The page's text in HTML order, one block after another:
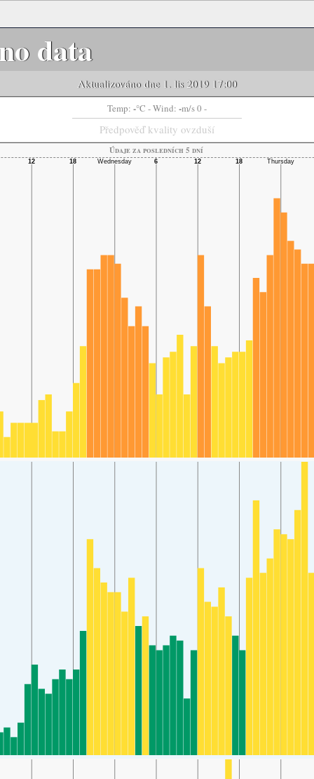
data
Aktualizováno dne 1. lis 2019 17:00
Temp: -°C - Wind: -m/s 0 -
Předpověď kvality ovzduší
Údaje za posledních 5 dní